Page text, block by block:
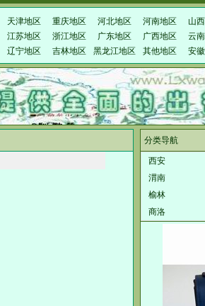
天津地区 重庆地区 河北地区 河南地区 山
江苏地区 浙江地区 广东地区 广西地区 云
辽宁地区 吉林地区 黑龙江地区 其他地区 安
分类导航
西安
渭南
榆林
商洛